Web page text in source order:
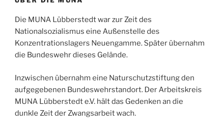
Die MUNA Lübberstedt war zur Zeit des
Nationalsozialismus eine Außenstelle des
Konzentrationslagers Neuengamme. Später übernahm
die Bundeswehr dieses Gelände.
Inzwischen übernahm eine Naturschutzstiftung den
aufgegebenen Bundeswehrstandort. Der Arbeitskreis
MUNA Lübberstedt e.V. hält das Gedenken an die
dunkle Zeit der Zwangsarbeit wach.